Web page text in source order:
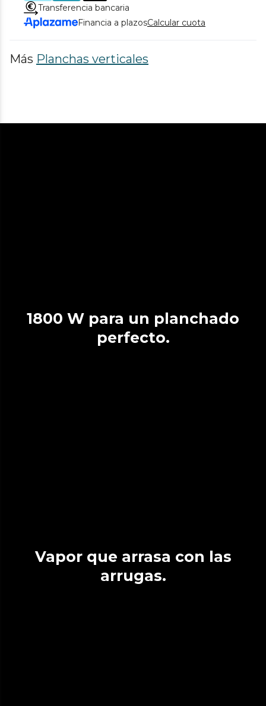
Transferencia bancaria
Financia a plazosCalcular cuota
Más Planchas verticales
1800 W para un planchado
perfecto.
Vapor que arrasa con las
arrugas.